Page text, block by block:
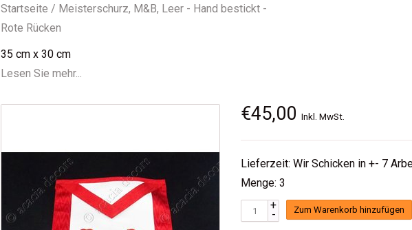
Startseite / Meisterschurz, M&B, Leer - Hand bestickt -
Rote Rücken
35 cm x 30 cm
Lesen Sie mehr...
€45,00Inkl. MwSt.
Lieferzeit: Wir Schicken in +- 7
Menge: 3
+
- Zum Warenkorb hinzufügen